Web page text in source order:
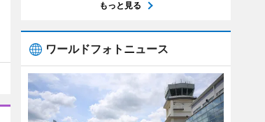
もっと見る
ワールドフォトニュース